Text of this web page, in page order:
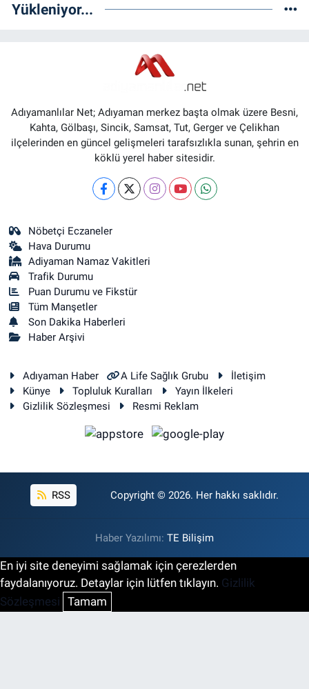
Yükleniyor...
Adıyamanlılar Net; Adıyaman merkez başta olmak üzere Besni,
Kahta, Gölbaşı, Sincik, Samsat, Tut, Gerger ve Çelikhan
ilçelerinden en güncel gelişmeleri tarafsızlıkla sunan, şehrin en
köklü yerel haber sitesidir.
Nöbetçi Eczaneler
Hava Durumu
Adiyaman Namaz Vakitleri
Trafik Durumu
Puan Durumu ve Fikstür
Tüm Manşetler
Son Dakika Haberleri
Haber Arşivi
Adıyaman Haber A Life Sağlık Grubu
İletişim
Künye
Topluluk Kuralları
Yayın İlkeleri
Gizlilik Sözleşmesi
Resmi Reklam
RSS Copyright © 2026. Her hakkı saklıdır.
Haber Yazılımı: TE Bilişim
En iyi site deneyimi sağlamak için çerezlerden
faydalanıyoruz. Detaylar için lütfen tıklayın. Gizlilik
Sözleşmesi Tamam